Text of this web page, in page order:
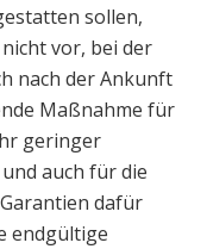
sollen,
vor, bei der
nach der Ankunft
Maßnahme für
geringer
auch für die
dafür
endgültige